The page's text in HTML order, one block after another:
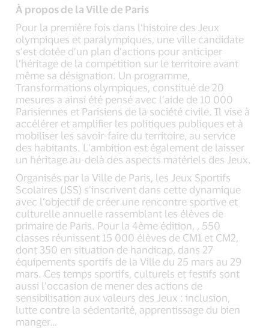
À propos de la Ville de Paris
Pour la première fois dans l’histoire des Jeux
olympiques et paralympiques, une ville candidate
s’est dotée d’un plan d’actions pour anticiper
l’héritage de la compétition sur le territoire avant
même sa désignation. Un programme,
Transformations olympiques, constitué de 20
mesures a ainsi été pensé avec l’aide de 10 000
Parisiennes et Parisiens de la société civile. Il vise à
accélérer et amplifier les politiques publiques et à
mobiliser les savoir-faire du territoire, au service
des habitants. L’ambition est également de laisser
un héritage au-delà des aspects matériels des Jeux.
Organisés par la Ville de Paris, les Jeux Sportifs
Scolaires (JSS) s’inscrivent dans cette dynamique
avec l’objectif de créer une rencontre sportive et
culturelle annuelle rassemblant les élèves de
primaire de Paris. Pour la 4ème édition, , 550
classes réunissent 15 000 élèves de CM1 et CM2,
dont 350 en situation de handicap, dans 27
équipements sportifs de la Ville du 25 mars au 29
mars. Ces temps sportifs, culturels et festifs sont
aussi l’occasion de mener des actions de
sensibilisation aux valeurs des Jeux : inclusion,
lutte contre la sédentarité, apprentissage du bien
manger…